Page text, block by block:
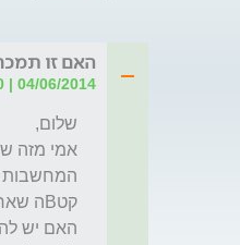
האם זו
04/06/2014 | 08:40 | מאת: קרן